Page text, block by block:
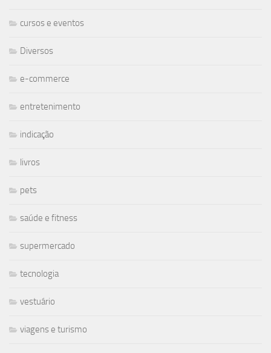
cursos e eventos
Diversos
e-commerce
entretenimento
indicação
livros
pets
saúde e fitness
supermercado
tecnologia
vestuário
viagens e turismo